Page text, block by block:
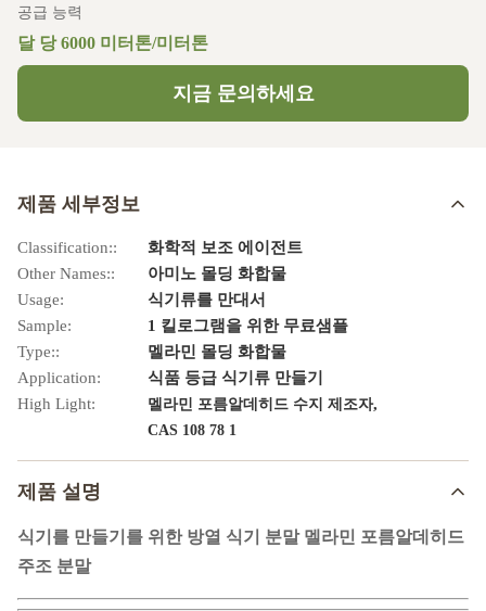
공급 능력
달 당 6000 미터톤/미터톤
지금 문의하세요
제품 세부정보
Classification::
화학적 보조 에이전트
Other Names::
아미노 몰딩 화합물
Usage:
식기류를 만대서
Sample:
1 킬로그램을 위한 무료샘플
Type::
멜라민 몰딩 화합물
Application:
식품 등급 식기류 만들기
High Light:
멜라민 포름알데히드 수지 제조자,
CAS 108 78 1
제품 설명
식기를 만들기를 위한 방열 식기 분말 멜라민 포름알데히드
주조 분말